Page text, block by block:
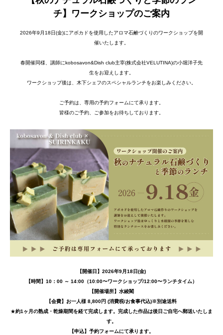
チ】ワークショップのご案内
2026年9月18日(金)にアボカドを使用したアロマ石鹸づくりのワークショップを開
催いたします。
春開催同様、講師にkobosavon&Dish club主宰(株式会社VELUTINA)の小堀洋子先
生をお迎えします。
ワークショップ後は、木下シェフのスペシャルランチをお楽しみください。
ご予約は、専用の予約フォームにて承ります。
皆様のご予約、ご参加をお待ちしております。
【開催日】2026年9月18日(金)
【時間】10：00 ～ 14:00（10:00〜ワークショップ/12:00〜ランチタイム）
【開催場所】水綾閣
【会費】お一人様 8,800円 (消費税/お食事代込)※別途送料
★約1ヶ月の熟成・乾燥期間を経て完成します。完成した作品は後日ご自宅へ郵送いたしま
す。
【申込】予約フォームにて承ります。